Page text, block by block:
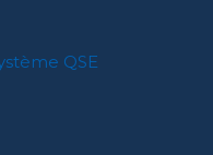
QSE